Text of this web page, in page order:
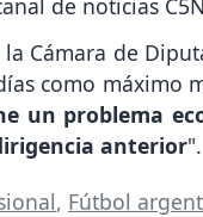
de noticias
Cámara de
como máximo
un problema
anterior".
, Fútbol